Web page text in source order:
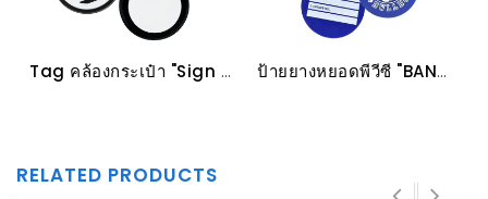
Tag คล้องกระเป๋า "Sign ขาวดำ" ป้ายยางหยอดพีวีซี "BANGKOK PREP BULLDOGS"
RELATED PRODUCTS